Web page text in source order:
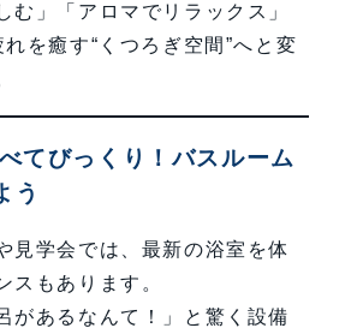
む」「アロマでリラックス」
を癒す“くつろぎ空間”へと変
てびっくり！バスルーム
う
見学会では、最新の浴室を体
スもあります。
があるなんて！」と驚く設備